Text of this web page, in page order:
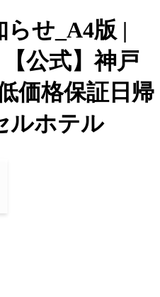
らせ_A4版 |
公式】神戸
価格保証日帰
ルホテル